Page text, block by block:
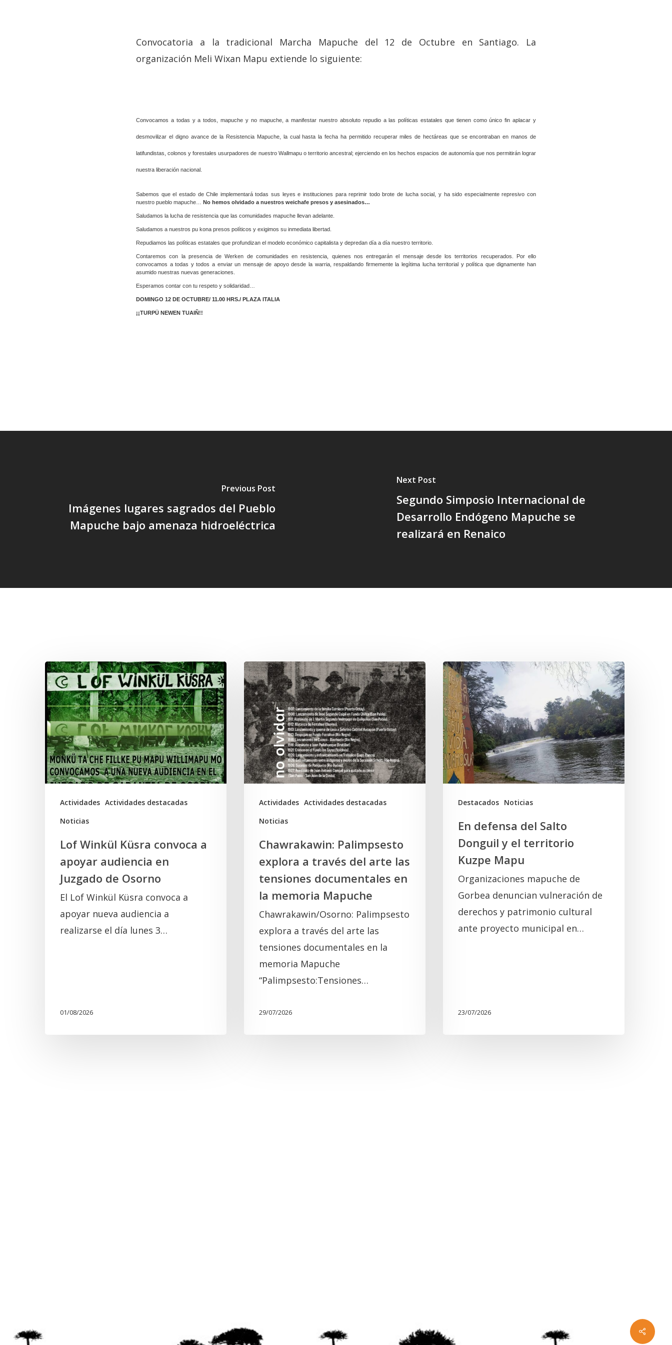
Convocatoria a la tradicional Marcha Mapuche del 12 de Octubre en Santiago. La
organización Meli Wixan Mapu extiende lo siguiente:
Convocamos a todas y a todos, mapuche y no mapuche, a manifestar nuestro absoluto repudio a las políticas estatales que tienen como único fin aplacar y
desmovilizar el digno avance de la Resistencia Mapuche, la cual hasta la fecha ha permitido recuperar miles de hectáreas que se encontraban en manos de
latifundistas, colonos y forestales usurpadores de nuestro Wallmapu o territorio ancestral; ejerciendo en los hechos espacios de autonomía que nos permitirán lograr
nuestra liberación nacional.
Sabemos que el estado de Chile implementará todas sus leyes e instituciones para reprimir todo brote de lucha social, y ha sido especialmente represivo con
nuestro pueblo mapuche… No hemos olvidado a nuestros weichafe presos y asesinados…
Saludamos la lucha de resistencia que las comunidades mapuche llevan adelante.
Saludamos a nuestros pu kona presos políticos y exigimos su inmediata libertad.
Repudiamos las políticas estatales que profundizan el modelo económico capitalista y depredan día a día nuestro territorio.
Contaremos con la presencia de Werken de comunidades en resistencia, quienes nos entregarán el mensaje desde los territorios recuperados. Por ello
convocamos a todas y todos a enviar un mensaje de apoyo desde la warria, respaldando firmemente la legítima lucha territorial y política que dignamente han
asumido nuestras nuevas generaciones.
Esperamos contar con tu respeto y solidaridad…
DOMINGO 12 DE OCTUBRE/ 11.00 HRS./ PLAZA ITALIA
¡¡TURPÜ NEWEN TUAIÑ!!
Previous Post
Imágenes lugares sagrados del Pueblo
Mapuche bajo amenaza hidroeléctrica
Next Post
Segundo Simposio Internacional de
Desarrollo Endógeno Mapuche se
realizará en Renaico
Actividades Actividades destacadas
Noticias
Lof
Winkül
Küsra
convoca
a
apoyar
audiencia
en
Juzgado
Lof Winkül Küsra convoca a
apoyar audiencia en
Juzgado de Osorno
El Lof Winkül Küsra convoca a
apoyar nueva audiencia a
realizarse el día lunes 3…
01/08/2026
Actividades Actividades destacadas
Noticias
Chawrakawin:
Palimpsesto
explora
a
través
del
arte
las
tensiones
documentales
memoria
Mapuche
Chawrakawin: Palimpsesto
explora a través del arte las
tensiones documentales en
la memoria Mapuche
Chawrakawin/Osorno: Palimpsesto
explora a través del arte las
tensiones documentales en la
memoria Mapuche
“Palimpsesto:Tensiones…
29/07/2026
Destacados Noticias
En
defensa
del
Salto
Donguil
y
el
territorio
Kuzpe
En defensa del Salto
Donguil y el territorio
Kuzpe Mapu
Organizaciones mapuche de
Gorbea denuncian vulneración de
derechos y patrimonio cultural
ante proyecto municipal en…
23/07/2026
Share